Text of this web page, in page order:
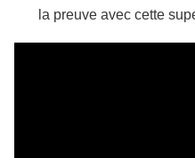
la preuve avec cette